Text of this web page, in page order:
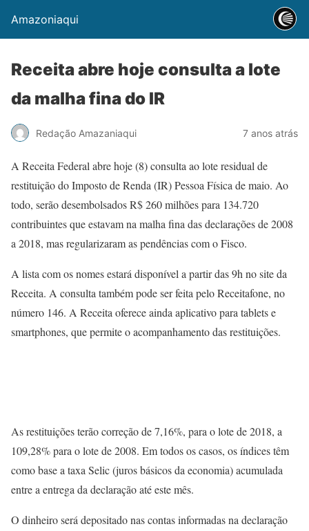
Amazoniaqui
Receita abre hoje consulta a lote
da malha fina do IR
Redação Amazaniaqui 7 anos atrás
A Receita Federal abre hoje (8) consulta ao lote residual de
restituição do Imposto de Renda (IR) Pessoa Física de maio. Ao
todo, serão desembolsados R$ 260 milhões para 134.720
contribuintes que estavam na malha fina das declarações de 2008
a 2018, mas regularizaram as pendências com o Fisco.
A lista com os nomes estará disponível a partir das 9h no site da
Receita. A consulta também pode ser feita pelo Receitafone, no
número 146. A Receita oferece ainda aplicativo para tablets e
smartphones, que permite o acompanhamento das restituições.
As restituições terão correção de 7,16%, para o lote de 2018, a
109,28% para o lote de 2008. Em todos os casos, os índices têm
como base a taxa Selic (juros básicos da economia) acumulada
entre a entrega da declaração até este mês.
O dinheiro será depositado nas contas informadas na declaração